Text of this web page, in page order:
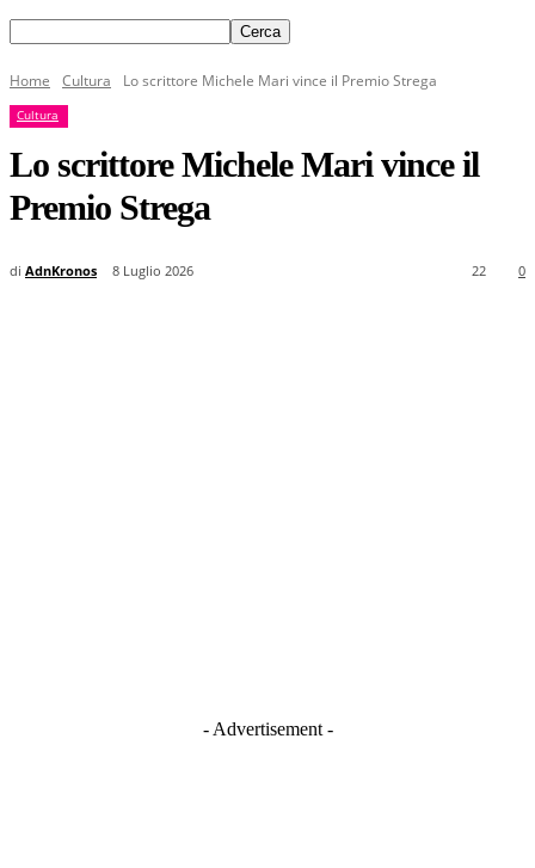
Home Cultura Lo scrittore Michele Mari vince il Premio Strega
Cultura
Lo scrittore Michele Mari vince il
Premio Strega
di AdnKronos 8 Luglio 2026 0
22
- Advertisement -